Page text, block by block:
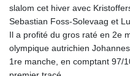
slalom cet hiver avec
Sebastian Foss-Solevaag et
Il a profité du gros raté en 2e
olympique autrichien
1re manche, en comptant 97/